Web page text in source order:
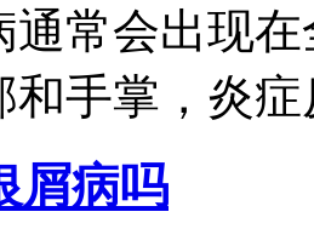
通常会出现
和手掌，炎症
屑病吗